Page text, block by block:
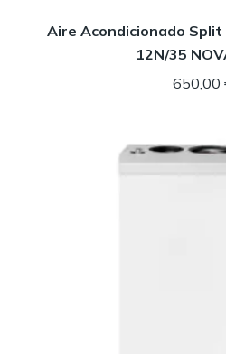
Aire Acondicionado Split
12N/35
650,00